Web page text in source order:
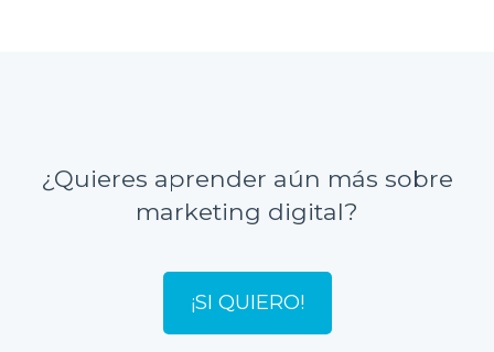
¿Quieres aprender aún más sobre
marketing digital?
¡SI QUIERO!